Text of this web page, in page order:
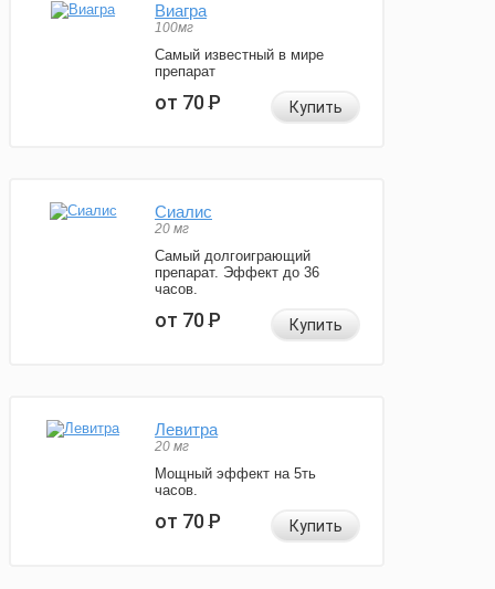
Виагра
100мг
Самый известный в мире
препарат
от 70Р Купить
Сиалис
20 мг
Самый долгоиграющий
препарат. Эффект до 36
часов.
от 70Р Купить
Левитра
20 мг
Мощный эффект на 5ть
часов.
от 70Р Купить